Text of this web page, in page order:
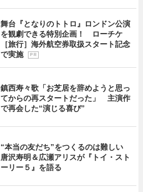
舞台『となりのトトロ』ロンドン公演
を観劇できる特別企画！ ローチケ
［旅行］海外航空券取扱スタート記念
で実施
P R
鎮西寿々歌「お芝居を辞めようと思っ
てからの再スタートだった」 主演作
で再会した“演じる喜び”
“本当の友だち”をつくるのは難しい
唐沢寿明＆広瀬アリスが『トイ・スト
ーリー５』を語る